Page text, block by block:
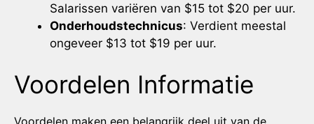
Salarissen variëren van $15 tot $20 per uur.
Onderhoudstechnicus: Verdient meestal
ongeveer $13 tot $19 per uur.
Voordelen Informatie
Voordelen maken een belangrijk deel uit van de